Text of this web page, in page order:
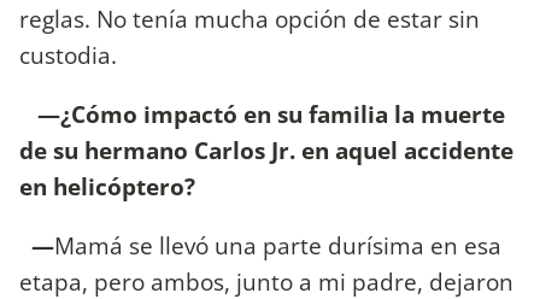
reglas. No tenía mucha opción de estar sin
custodia.
—¿Cómo impactó en su familia la muerte
de su hermano Carlos Jr. en aquel accidente
en helicóptero?
—Mamá se llevó una parte durísima en esa
etapa, pero ambos, junto a mi padre, dejaron